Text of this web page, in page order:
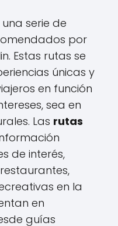
serie de
por
Estas rutas se
únicas y
en función
sea en
Las rutas
de interés,
en la
en
guías